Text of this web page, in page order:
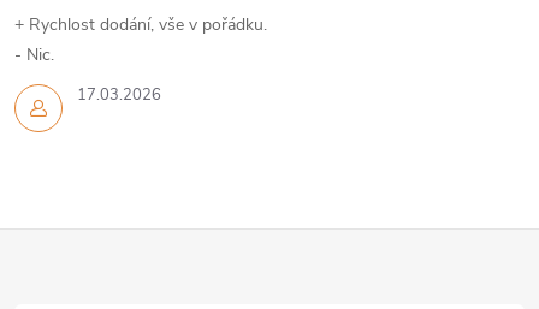
17.03.2026
+ Rychlost dodání, vše v pořádku.
- Nic.